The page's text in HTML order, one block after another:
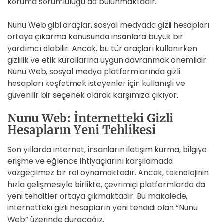
Nunu Web gibi araçlar, sosyal medyada gizli hesapları
ortaya çıkarma konusunda insanlara büyük bir
yardımcı olabilir. Ancak, bu tür araçları kullanırken
gizlilik ve etik kurallarına uygun davranmak önemlidir.
Nunu Web, sosyal medya platformlarında gizli
hesapları keşfetmek isteyenler için kullanışlı ve
güvenilir bir seçenek olarak karşımıza çıkıyor.
Nunu Web: İnternetteki Gizli
Hesapların Yeni Tehlikesi
Son yıllarda internet, insanların iletişim kurma, bilgiye
erişme ve eğlence ihtiyaçlarını karşılamada
vazgeçilmez bir rol oynamaktadır. Ancak, teknolojinin
hızla gelişmesiyle birlikte, çevrimiçi platformlarda da
yeni tehditler ortaya çıkmaktadır. Bu makalede,
internetteki gizli hesapların yeni tehdidi olan “Nunu
Web” üzerinde duracağız.